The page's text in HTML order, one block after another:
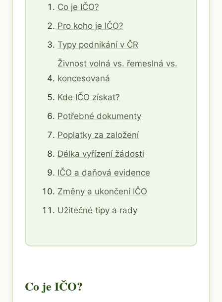
Co je IČO?
Pro koho je IČO?
Typy podnikání v ČR
Živnost volná vs. řemeslná vs.
koncesovaná
Kde IČO získat?
Potřebné dokumenty
Poplatky za založení
Délka vyřízení žádosti
IČO a daňová evidence
Změny a ukončení IČO
Užitečné tipy a rady
Co je IČO?